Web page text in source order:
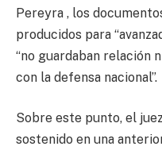
Pereyra , los
producidos para
“no guardaban relación
con la defensa nacional”.
Sobre este punto, el
sostenido en una